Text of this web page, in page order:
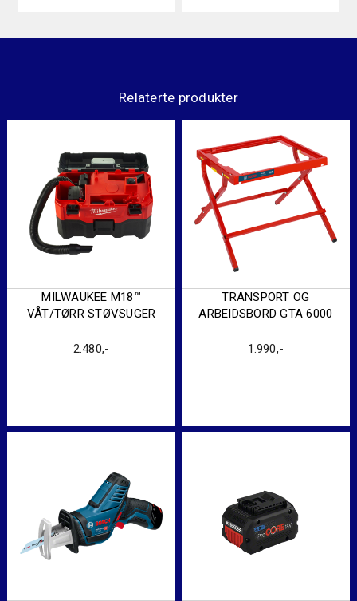
Relaterte produkter
MILWAUKEE M18™
VÅT/TØRR STØVSUGER
2.480,-
TRANSPORT OG
ARBEIDSBORD GTA 6000
1.990,-